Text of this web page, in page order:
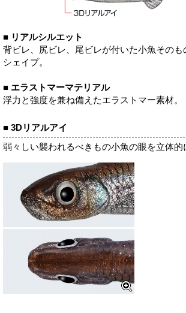
■ リアルシルエット
背ビレ、尻ビレ、尾ビレが付いた小魚そのも
シェイプ。
■ エラストマーマテリアル
浮力と強度を兼ね備えたエラストマー素材。
■ 3Dリアルアイ
弱々しい襲われるべきもの小魚の眼を立体的